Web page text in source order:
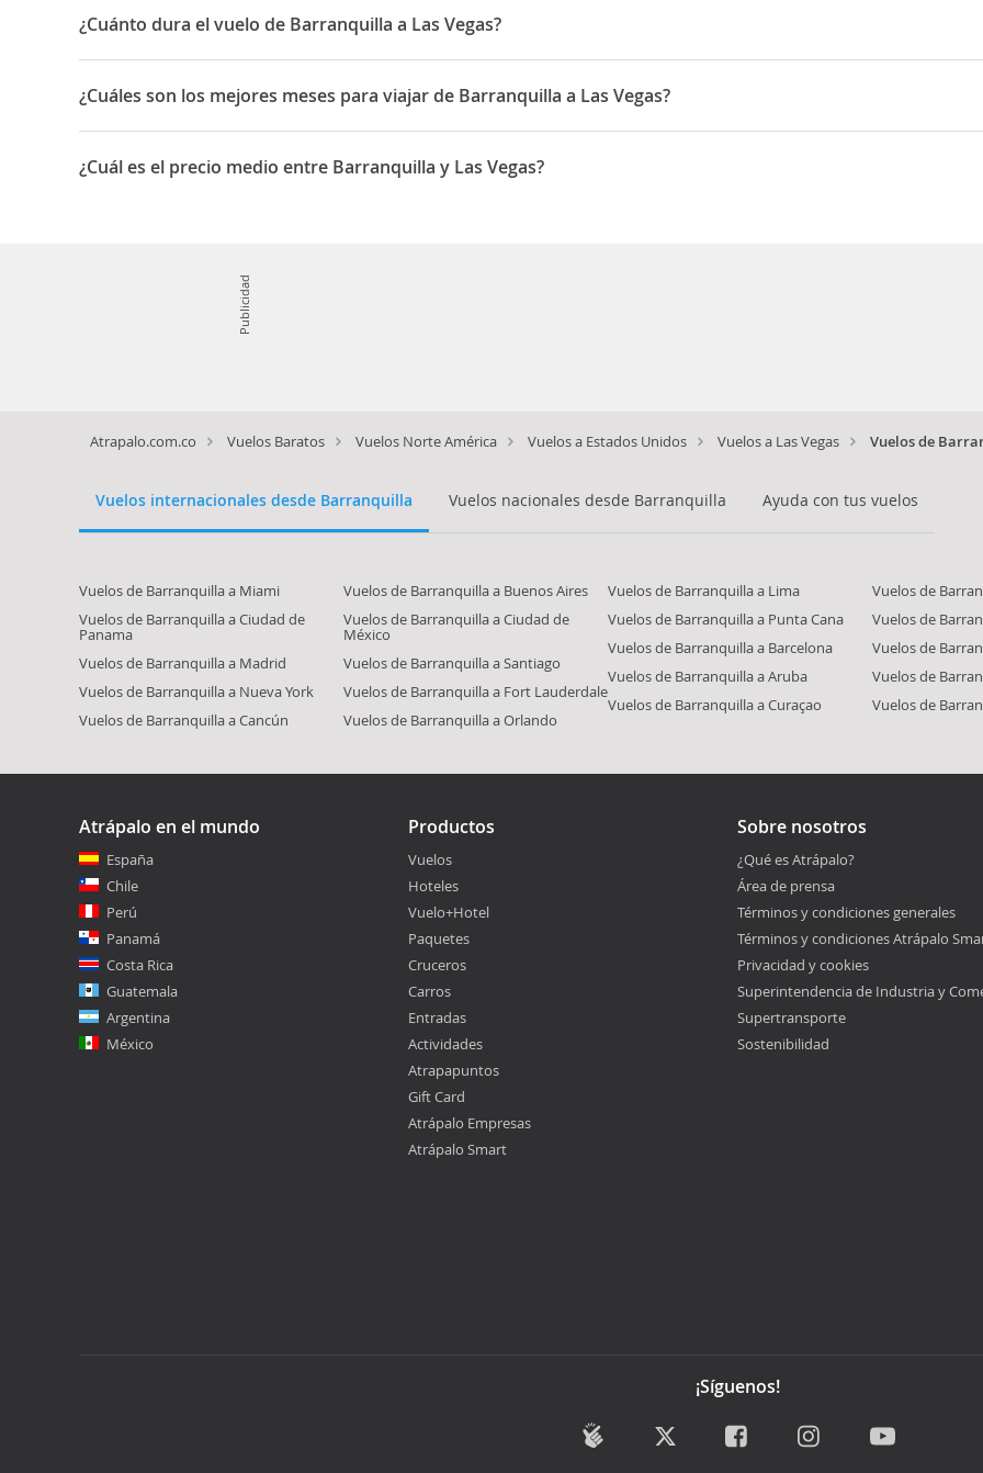
¿Cuánto dura el vuelo de Barranquilla a Las Vegas?
La duración media para viajar entre Barranquilla y Las Vegas es 25:52
¿Cuáles son los mejores meses para viajar de Barranquilla a Las Vegas?
Los mejores meses para viajar de Barranquilla a Las Vegas son Febrero, Marzo, Diciembre
¿Cuál es el precio medio entre Barranquilla y Las Vegas?
Publicidad
Atrapalo.com.co Vuelos Baratos Vuelos Norte América Vuelos a Estados Unidos Vuelos a Las Vegas Vuelos de
Vuelos internacionales desde Barranquilla Vuelos nacionales desde Barranquilla Ayuda con tus vuelos
Vuelos de Barranquilla a Miami
Vuelos de Barranquilla a Ciudad de
Panama
Vuelos de Barranquilla a Madrid
Vuelos de Barranquilla a Nueva York
Vuelos de Barranquilla a Cancún
Vuelos de Barranquilla a Buenos Aires
Vuelos de Barranquilla a Ciudad de
México
Vuelos de Barranquilla a Santiago
Vuelos de Barranquilla a Fort Lauderdale
Vuelos de Barranquilla a Orlando
Vuelos de Barranquilla a Lima
Vuelos de Barranquilla a Punta Cana
Vuelos de Barranquilla a Barcelona
Vuelos de Barranquilla a Aruba
Vuelos de Barranquilla a Curaçao
Vuelos de
Vuelos de
Vuelos de
Vuelos de
Vuelos de
Atrápalo en el mundo
España
Chile
Perú
Panamá
Costa Rica
Guatemala
Argentina
México
Productos
Vuelos
Hoteles
Vuelo+Hotel
Paquetes
Cruceros
Carros
Entradas
Actividades
Atrapapuntos
Gift Card
Atrápalo Empresas
Atrápalo Smart
Sobre nosotros
¿Qué es Atrápalo?
Área de prensa
Términos y condiciones generales
Términos y condiciones Atrápalo
Privacidad y cookies
Superintendencia de Industria y
Supertransporte
Sostenibilidad
¡Síguenos!